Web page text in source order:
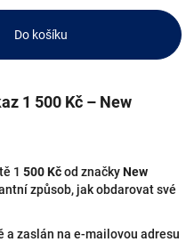
Do košíku
1 500 Kč – New
1 500 Kčod značkyNew
způsob, jak obdarovat své
a zaslán na e-mailovou adresu